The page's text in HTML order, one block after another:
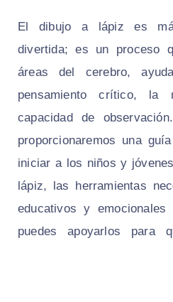
El dibujo a lápiz es
divertida; es un proceso
áreas del cerebro,
pensamiento crítico,
capacidad de
proporcionaremos una
iniciar a los niños y
lápiz, las herramientas
educativos y
puedes apoyarlos para